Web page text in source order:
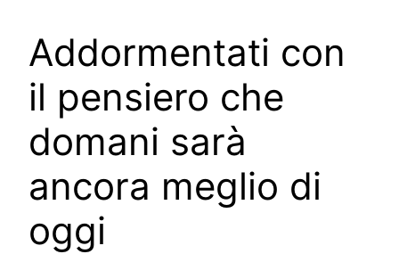
Addormentati con
il pensiero che
domani sarà
ancora meglio di
oggi